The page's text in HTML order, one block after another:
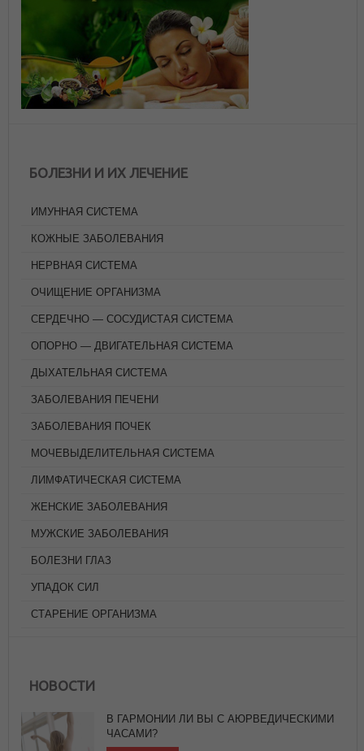
БОЛЕЗНИ И ИХ ЛЕЧЕНИЕ
ИМУННАЯ СИСТЕМА
КОЖНЫЕ ЗАБОЛЕВАНИЯ
НЕРВНАЯ СИСТЕМА
ОЧИЩЕНИЕ ОРГАНИЗМА
СЕРДЕЧНО — СОСУДИСТАЯ СИСТЕМА
ОПОРНО — ДВИГАТЕЛЬНАЯ СИСТЕМА
ДЫХАТЕЛЬНАЯ СИСТЕМА
ЗАБОЛЕВАНИЯ ПЕЧЕНИ
ЗАБОЛЕВАНИЯ ПОЧЕК
МОЧЕВЫДЕЛИТЕЛЬНАЯ СИСТЕМА
ЛИМФАТИЧЕСКАЯ СИСТЕМА
ЖЕНСКИЕ ЗАБОЛЕВАНИЯ
МУЖСКИЕ ЗАБОЛЕВАНИЯ
БОЛЕЗНИ ГЛАЗ
УПАДОК СИЛ
СТАРЕНИЕ ОРГАНИЗМА
НОВОСТИ
В ГАРМОНИИ ЛИ ВЫ С АЮРВЕДИЧЕСКИМИ
ЧАСАМИ?